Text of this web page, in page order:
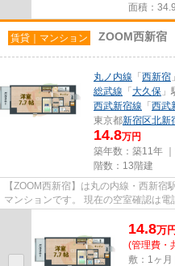
面積：
賃貸｜マンション ZOOM西新宿
丸ノ内線 「 西新宿
総武線 「 大久保
西武新宿線 「 西武
東京都新宿区北新
14.8万円
築年数：築11年 ｜
階数：13階建
【ZOOM西新宿】は丸の内線・西新
マンションです。 現在の空室確認は電話またはメールにてお問い合わせくださ
14.8万円
(管理費・
敷：1ヶ月